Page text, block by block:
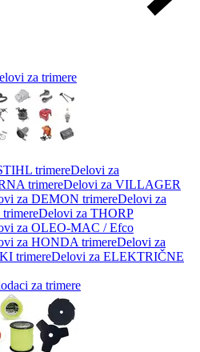
za trimere
trimereDelovi za
trimereDelovi za VILLAGER
za DEMON trimereDelovi za
Delovi za THORP
za OLEO-MAC / Efco
za HONDA trimereDelovi za
trimereDelovi za ELEKTRIČNE
za trimere